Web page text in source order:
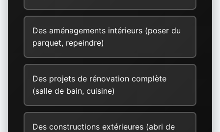
Des aménagements intérieurs (poser du
parquet, repeindre)
Des projets de rénovation complète
(salle de bain, cuisine)
Des constructions extérieures (abri de